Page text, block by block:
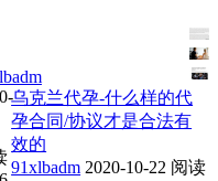
乌克兰代孕-什么样的代
孕合同/协议才是合法有
效的
91xlbadm 2020-10-22 阅读